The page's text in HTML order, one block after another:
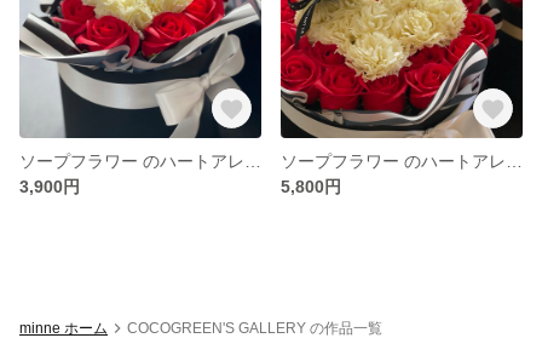
3,900円
5,800円
minne ホーム COCOGREEN'S GALLERY の作品一覧